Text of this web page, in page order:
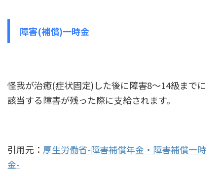
障害(補償)一時金
怪我が治癒(症状固定)した後に障害8～14級までに
該当する障害が残った際に支給されます。
引用元： 厚生労働省-障害補償年金・障害補償一時
金-